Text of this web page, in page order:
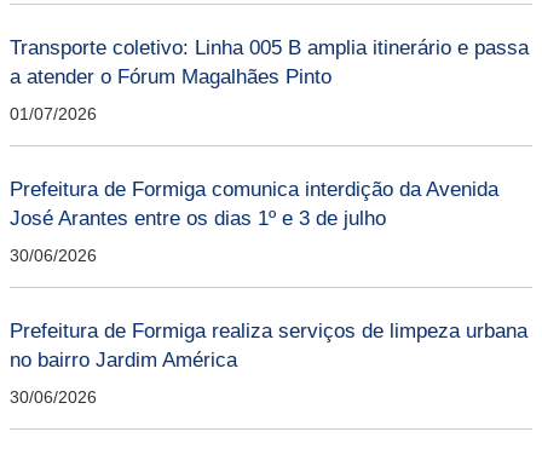
Transporte coletivo: Linha 005 B amplia itinerário e passa
a atender o Fórum Magalhães Pinto
01/07/2026
Prefeitura de Formiga comunica interdição da Avenida
José Arantes entre os dias 1º e 3 de julho
30/06/2026
Prefeitura de Formiga realiza serviços de limpeza urbana
no bairro Jardim América
30/06/2026